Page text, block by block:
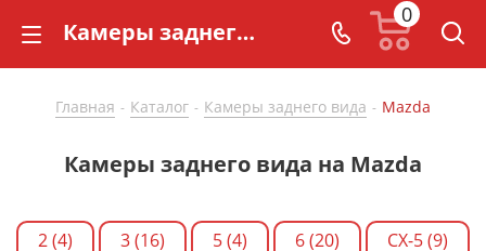
Камеры заднего вида Мазда (Mazda) купить по доступной цене - CarBaza Страница 3
0
Главная - Каталог - Камеры заднего вида - Mazda
Камеры заднего вида на Mazda
2 (4) 3 (16) 5 (4) 6 (20) CX-5 (9)